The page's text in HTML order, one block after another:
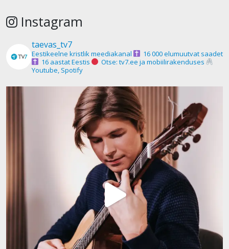
Instagram
taevas_tv7
Eestikeelne kristlik meediakanal
16 000 elumuutvat saadet
16 aastat Eestis
Otse: tv7.ee ja mobiilirakenduses
Youtube, Spotify